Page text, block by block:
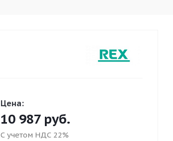
Цена:
10 987руб.
С учетом НДС 22%